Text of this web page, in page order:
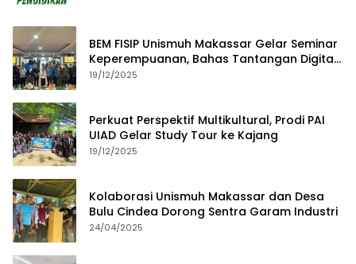
BEM FISIP Unismuh Makassar Gelar Seminar
Keperempuanan, Bahas Tantangan Digital
dan Budaya Lokal
19/12/2025
Perkuat Perspektif Multikultural, Prodi PAI
UIAD Gelar Study Tour ke Kajang
19/12/2025
Kolaborasi Unismuh Makassar dan Desa
Bulu Cindea Dorong Sentra Garam Industri
24/04/2025